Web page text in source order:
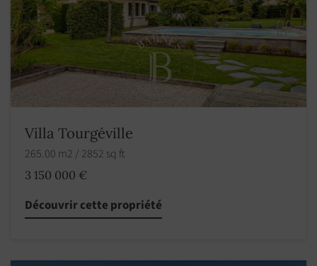
Villa Tourgéville
265.00 m2 / 2852 sq ft
3 150 000 €
Découvrir cette propriété